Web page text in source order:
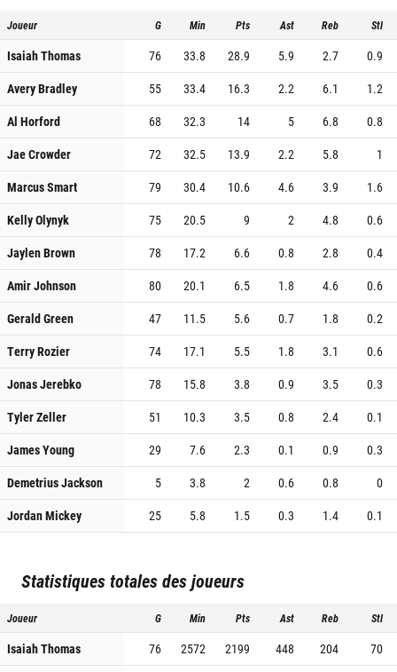
Joueur G Min Pts Ast Reb Stl
Isaiah Thomas 76 33.8 28.9 5.9 2.7
0.9
Avery Bradley
55 33.4 16.3 2.2 6.1
1.2
Al Horford
68 32.3 14 5 6.8
0.8
Jae Crowder
72 32.5 13.9 2.2 5.8
1
Marcus Smart
79 30.4 10.6 4.6 3.9
1.6
Kelly Olynyk
75 20.5 9 2 4.8
0.6
Jaylen Brown
78 17.2 6.6 0.8 2.8
0.4
Amir Johnson
80 20.1 6.5 1.8 4.6
0.6
Gerald Green
47 11.5 5.6 0.7 1.8
0.2
Terry Rozier
74 17.1 5.5 1.8 3.1
0.6
Jonas Jerebko
78 15.8 3.8 0.9 3.5
0.3
Tyler Zeller
51 10.3 3.5 0.8 2.4
0.1
James Young
29 7.6 2.3 0.1 0.9
0.3
Demetrius Jackson
5 3.8 2 0.6 0.8
0
Jordan Mickey
25 5.8 1.5 0.3 1.4 0.1
Statistiques totales des joueurs
Joueur G Min Pts Ast Reb Stl
Isaiah Thomas 76 2572 2199 448 204
70